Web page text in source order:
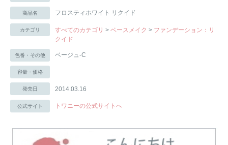
商品名 フロスティホワイト リクイド
カテゴリ すべてのカテゴリ > ベースメイク > ファンデーション：リ
クイド
色番・その他 ベージュ-C
容量・価格
発売日 2014.03.16
公式サイト トワニーの公式サイトへ